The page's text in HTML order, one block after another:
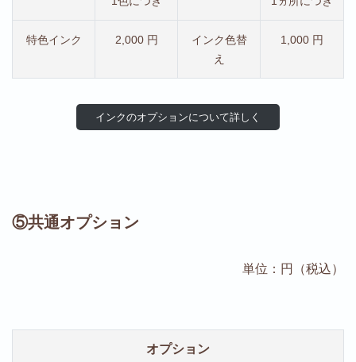
特色インク 2,000 円
インク色替
え
1,000 円
インクのオプションについて詳しく
⑤共通オプション
単位：円（税込）
オプション